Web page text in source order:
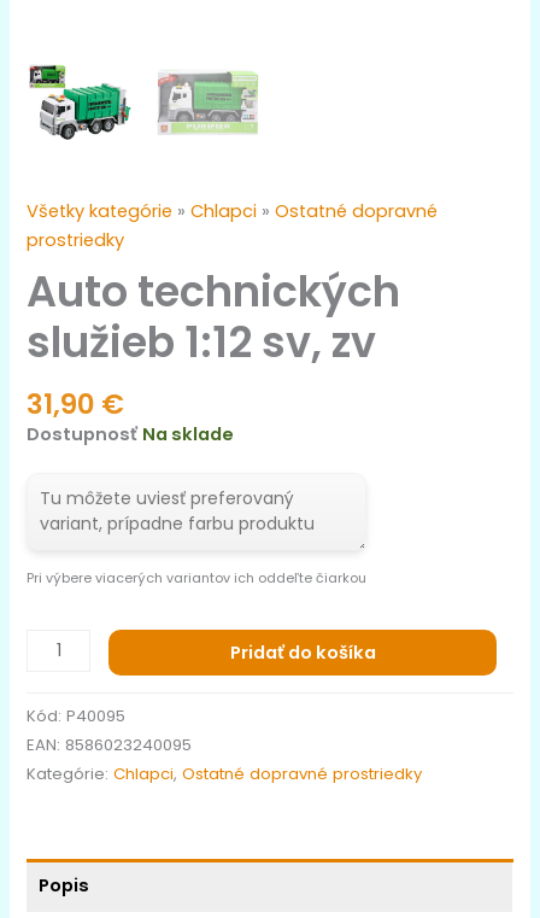
Všetky kategórie »Chlapci »Ostatné dopravné
prostriedky
Auto technických
služieb 1:12 sv, zv
31,90 €
Dostupnosť Na sklade
Pri výbere viacerých variantov ich oddeľte čiarkou
Pridať do košíka
Kód:P40095
EAN: 8586023240095
Kategórie:Chlapci,Ostatné dopravné prostriedky
Popis